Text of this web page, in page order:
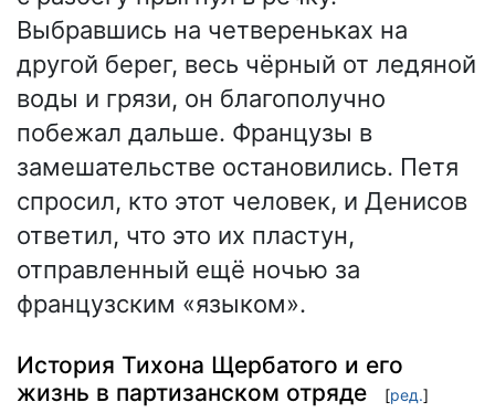
Выбравшись на четвереньках на
другой берег, весь чёрный от ледяной
воды и грязи, он благополучно
побежал дальше. Французы в
замешательстве остановились. Петя
спросил, кто этот человек, и Денисов
ответил, что это их пластун,
отправленный ещё ночью за
французским «языком».
История Тихона Щербатого и его
жизнь в партизанском отряде
[ред.]